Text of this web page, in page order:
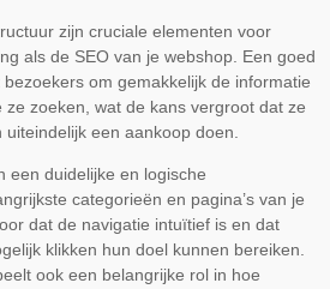
zijn cruciale elementen voor
als de SEO van je webshop. Een goed
om gemakkelijk de informatie
zoeken, wat de kans vergroot dat ze
een aankoop doen.
een duidelijke en logische
categorieën en pagina’s van je
dat de navigatie intuïtief is en dat
klikken hun doel kunnen bereiken.
ook een belangrijke rol in hoe